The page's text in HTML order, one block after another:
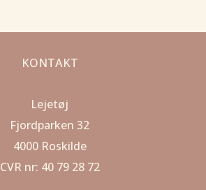
KONTAKT
Lejetøj
Fjordparken 32
4000 Roskilde
CVR nr: 40 79 28 72